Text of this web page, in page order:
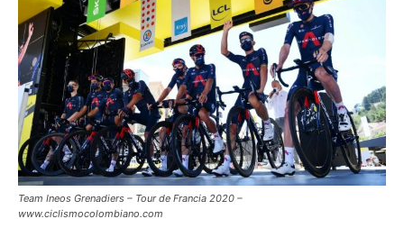
Team Ineos Grenadiers – Tour de Francia 2020 –
www.ciclismocolombiano.com